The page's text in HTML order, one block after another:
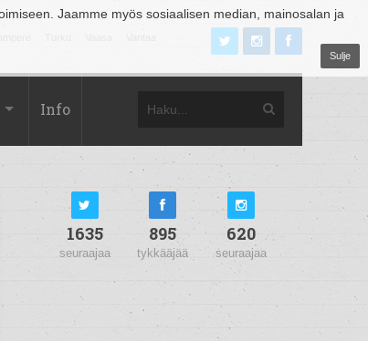
Jaamme myös sosiaalisen median, mainosalan ja
Sulje
Info
1635
seuraajaa
895
tykkääjää
620
seuraajaa